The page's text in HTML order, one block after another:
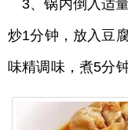
3、锅内倒入适
炒1分钟，放入豆
味精调味，煮5分